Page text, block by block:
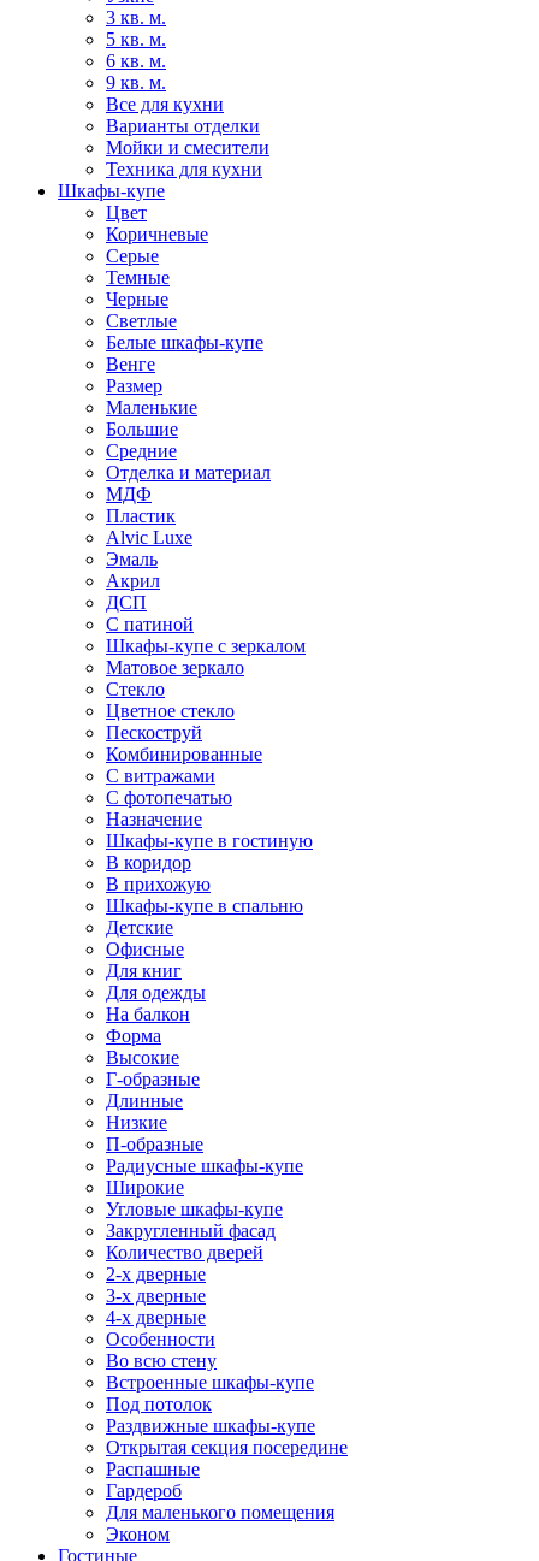
3 кв. м.
5 кв. м.
6 кв. м.
9 кв. м.
Все для кухни
Варианты отделки
Мойки и смесители
Техника для кухни
Шкафы-купе
Цвет
Коричневые
Серые
Темные
Черные
Светлые
Белые шкафы-купе
Венге
Размер
Маленькие
Большие
Средние
Отделка и материал
МДФ
Пластик
Alvic Luxe
Эмаль
Акрил
ДСП
С патиной
Шкафы-купе с зеркалом
Матовое зеркало
Стекло
Цветное стекло
Пескоструй
Комбинированные
С витражами
С фотопечатью
Назначение
Шкафы-купе в гостиную
В коридор
В прихожую
Шкафы-купе в спальню
Детские
Офисные
Для книг
Для одежды
На балкон
Форма
Высокие
Г-образные
Длинные
Низкие
П-образные
Радиусные шкафы-купе
Широкие
Угловые шкафы-купе
Закругленный фасад
Количество дверей
2-х дверные
3-х дверные
4-х дверные
Особенности
Во всю стену
Встроенные шкафы-купе
Под потолок
Раздвижные шкафы-купе
Открытая секция посередине
Распашные
Гардероб
Для маленького помещения
Эконом
Гостиные